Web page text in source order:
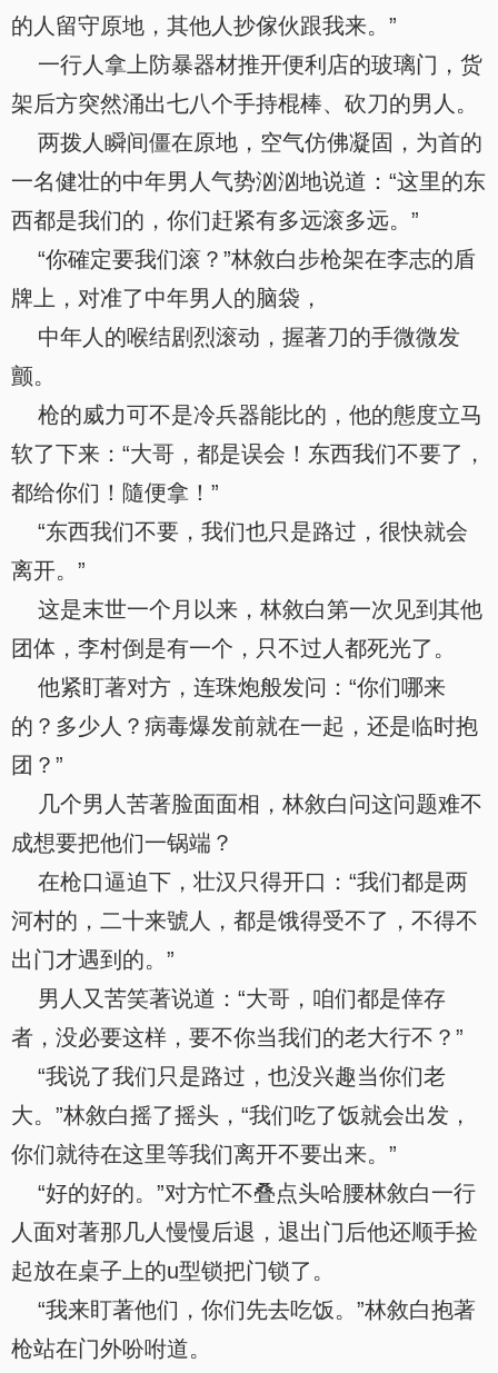
的人留守原地，其他人抄傢伙跟我来。”
一行人拿上防暴器材推开便利店的玻璃门，货
架后方突然涌出七八个手持棍棒、砍刀的男人。
两拨人瞬间僵在原地，空气仿佛凝固，为首的
一名健壮的中年男人气势汹汹地说道：“这里的东
西都是我们的，你们赶紧有多远滚多远。”
“你確定要我们滚？”林敘白步枪架在李志的盾
牌上，对准了中年男人的脑袋，
中年人的喉结剧烈滚动，握著刀的手微微发
颤。
枪的威力可不是冷兵器能比的，他的態度立马
软了下来：“大哥，都是误会！东西我们不要了，
都给你们！隨便拿！”
“东西我们不要，我们也只是路过，很快就会
离开。”
这是末世一个月以来，林敘白第一次见到其他
团体，李村倒是有一个，只不过人都死光了。
他紧盯著对方，连珠炮般发问：“你们哪来
的？多少人？病毒爆发前就在一起，还是临时抱
团？”
几个男人苦著脸面面相，林敘白问这问题难不
成想要把他们一锅端？
在枪口逼迫下，壮汉只得开口：“我们都是两
河村的，二十来號人，都是饿得受不了，不得不
出门才遇到的。”
男人又苦笑著说道：“大哥，咱们都是倖存
者，没必要这样，要不你当我们的老大行不？”
“我说了我们只是路过，也没兴趣当你们老
大。”林敘白摇了摇头，“我们吃了饭就会出发，
你们就待在这里等我们离开不要出来。”
“好的好的。”对方忙不叠点头哈腰林敘白一行
人面对著那几人慢慢后退，退出门后他还顺手捡
起放在桌子上的u型锁把门锁了。
“我来盯著他们，你们先去吃饭。”林敘白抱著
枪站在门外吩咐道。